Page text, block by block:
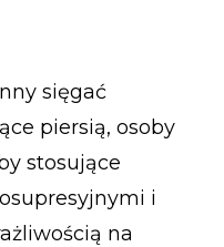
sięgać
piersią, osoby
stosujące
i
na